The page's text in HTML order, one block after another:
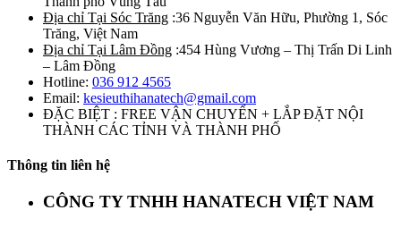
Địa chỉ Tại Sóc Trăng :36 Nguyễn Văn Hữu, Phường 1, Sóc
Trăng, Việt Nam
Địa chỉ Tại Lâm Đồng :454 Hùng Vương – Thị Trấn Di Linh
– Lâm Đồng
Hotline: 036 912 4565
Email: kesieuthihanatech@gmail.com
ĐẶC BIỆT : FREE VẬN CHUYỂN + LẮP ĐẶT NỘI
THÀNH CÁC TỈNH VÀ THÀNH PHỐ
Thông tin liên hệ
CÔNG TY TNHH HANATECH VIỆT NAM